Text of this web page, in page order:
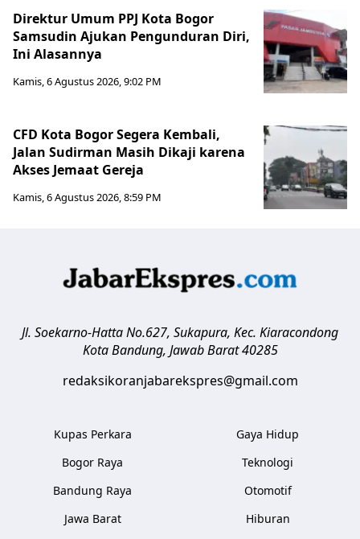
Direktur Umum PPJ Kota Bogor
Samsudin Ajukan Pengunduran Diri,
Ini Alasannya
Kamis, 6 Agustus 2026, 9:02 PM
CFD Kota Bogor Segera Kembali,
Jalan Sudirman Masih Dikaji karena
Akses Jemaat Gereja
Kamis, 6 Agustus 2026, 8:59 PM
Jl. Soekarno-Hatta No.627, Sukapura, Kec. Kiaracondong
Kota Bandung, Jawab Barat 40285
redaksikoranjabarekspres@gmail.com
Kupas Perkara
Bogor Raya
Bandung Raya
Jawa Barat
Gaya Hidup
Teknologi
Otomotif
Hiburan